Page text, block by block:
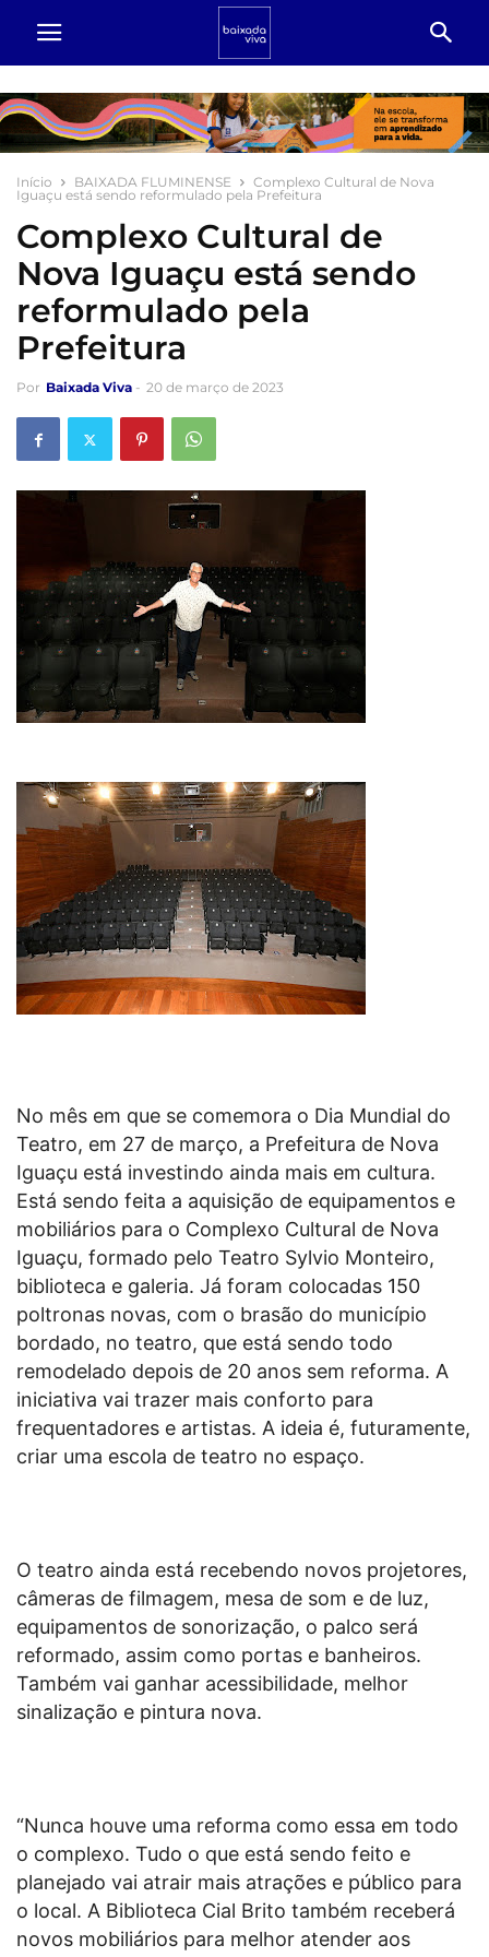
Início BAIXADA FLUMINENSE
Complexo Cultural de Nova
Iguaçu está sendo reformulado pela Prefeitura
Complexo Cultural de
Nova Iguaçu está sendo
reformulado pela
Prefeitura
Por Baixada Viva - 20 de março de 2023
No mês em que se comemora o Dia Mundial do
Teatro, em 27 de março, a Prefeitura de Nova
Iguaçu está investindo ainda mais em cultura.
Está sendo feita a aquisição de equipamentos e
mobiliários para o Complexo Cultural de Nova
Iguaçu, formado pelo Teatro Sylvio Monteiro,
biblioteca e galeria. Já foram colocadas 150
poltronas novas, com o brasão do município
bordado, no teatro, que está sendo todo
remodelado depois de 20 anos sem reforma. A
iniciativa vai trazer mais conforto para
frequentadores e artistas. A ideia é, futuramente,
criar uma escola de teatro no espaço.
O teatro ainda está recebendo novos projetores,
câmeras de filmagem, mesa de som e de luz,
equipamentos de sonorização, o palco será
reformado, assim como portas e banheiros.
Também vai ganhar acessibilidade, melhor
sinalização e pintura nova.
“Nunca houve uma reforma como essa em todo
o complexo. Tudo o que está sendo feito e
planejado vai atrair mais atrações e público para
o local. A Biblioteca Cial Brito também receberá
novos mobiliários para melhor atender aos